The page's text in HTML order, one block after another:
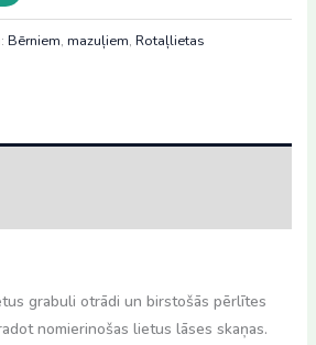
Bērniem, mazuļiem, Rotaļlietas
grabuli otrādi un birstošās pērlītes
nomierinošas lietus lāses skaņas.